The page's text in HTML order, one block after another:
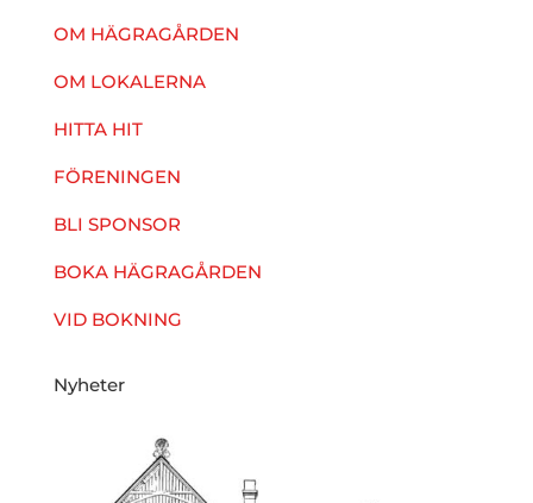
OM HÄGRAGÅRDEN
OM LOKALERNA
HITTA HIT
FÖRENINGEN
BLI SPONSOR
BOKA HÄGRAGÅRDEN
VID BOKNING
Nyheter